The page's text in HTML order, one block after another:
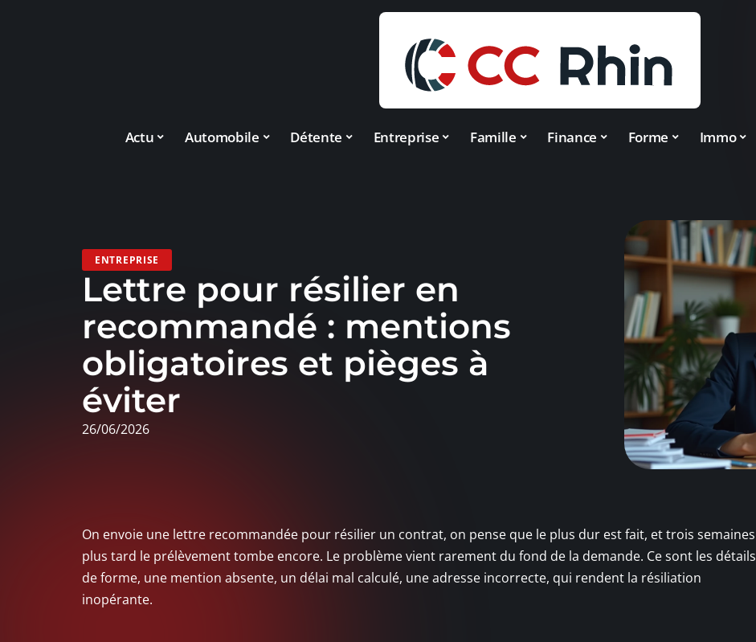
Actu Automobile Détente Entreprise Famille Finance Forme Immo
ENTREPRISE
Lettre pour résilier en
recommandé : mentions
obligatoires et pièges à
éviter
26/06/2026
On envoie une lettre recommandée pour résilier un contrat, on pense que le plus dur est fait, et trois semaines
plus tard le prélèvement tombe encore. Le problème vient rarement du fond de la demande. Ce sont les détails
de forme, une mention absente, un délai mal calculé, une adresse incorrecte, qui rendent la résiliation
inopérante.